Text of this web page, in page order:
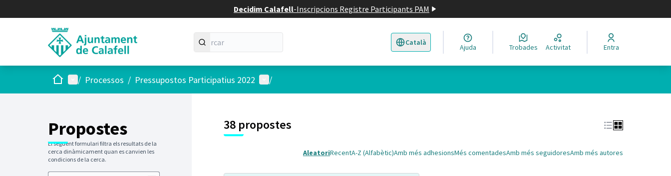
Decidim Calafell-Inscripcions Registre Participants PAM
Català
Triar la llengua Elegir el idioma
Ajuda Trobades Activitat Entra
Inici Menú principal
/ Processos / Pressupostos Participatius 2022 Menú d'usuari
/
Propostes
El següent formulari filtra els resultats de la
cerca dinàmicament quan es canvien les
condicions de la cerca.
38 propostes
AleatoriRecentA-Z (Alfabètic)Amb més adhesionsMés comentadesAmb més seguidoresAmb més autores